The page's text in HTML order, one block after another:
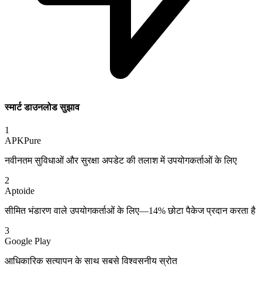
स्मार्ट डाउनलोड सुझाव
1
APKPure
नवीनतम सुविधाओं और सुरक्षा अपडेट की तलाश में उपयोगकर्ताओं के लिए
2
Aptoide
सीमित भंडारण वाले उपयोगकर्ताओं के लिए—14% छोटा पैकेज प्रदान करता है
3
Google Play
आधिकारिक सत्यापन के साथ सबसे विश्वसनीय स्रोत